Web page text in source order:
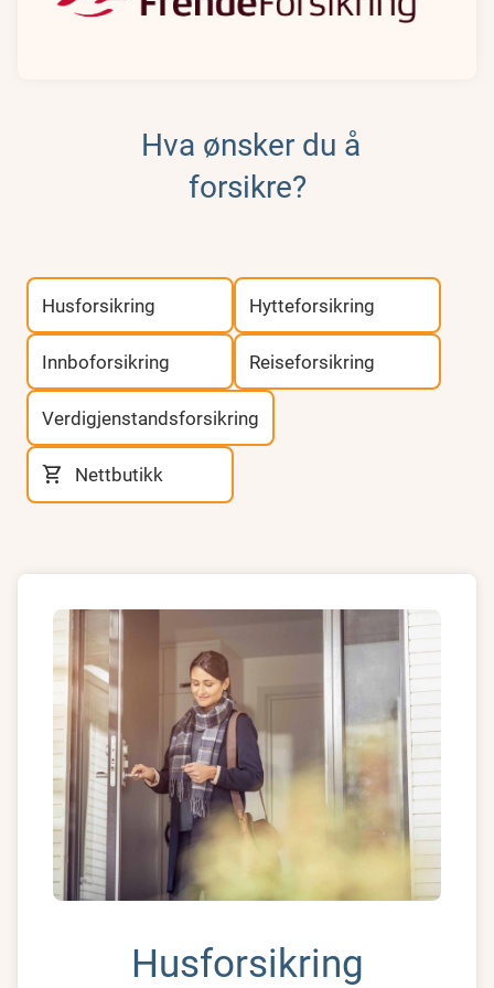
Hva ønsker du å
forsikre?
Husforsikring Hytteforsikring
Innboforsikring Reiseforsikring
Verdigjenstandsforsikring
Nettbutikk
shopping_cart
Husforsikring